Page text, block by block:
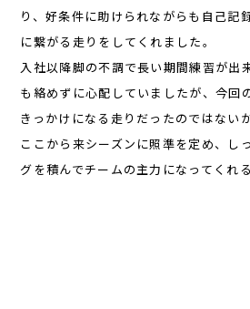
り、好条件に助けられながらも自己記
に繋がる走りをしてくれました。
入社以降脚の不調で長い期間練習が出
も絡めずに心配していましたが、今回
きっかけになる走りだったのではない
ここから来シーズンに照準を定め、し
グを積んでチームの主力になってくれ